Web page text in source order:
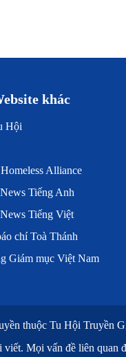
khác
Hội
Alliance
Tiếng Anh
Tiếng Việt
chí Toà Thánh
Giám mục Việt Nam
thuộc Tu Hội Truyền
viết. Mọi vấn đề liên quan